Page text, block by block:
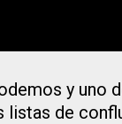
y uno
listas de